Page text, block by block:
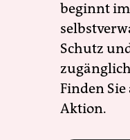
beginnt
Schutz
Finden
Aktion.